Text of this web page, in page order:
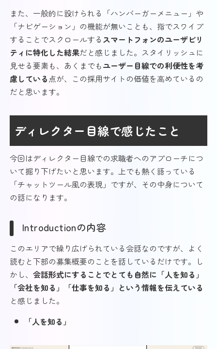
また、一般的に設けられる「ハンバーガーメニュー」や
「ナビゲーション」の機能が無いことも、指でスワイプ
することでスクロールする スマートフォンのユーザビリ
ティに特化した結果だと感じました。スタイリッシュに
見せる要素も、あくまでもユーザー目線での利便性を考
慮している点が、この採用サイトの価値を高めているの
だと思います。
ディレクター目線で感じたこと
今回はディレクター目線での求職者へのアプローチにつ
いて掘り下げたいと思います。上でも熱く語っている
「チャットツール風の表現」ですが、その中身について
の話になります。
Introductionの内容
このエリアで繰り広げられている会話なのですが、よく
読むと下部の募集概要のことを話しているだけです。し
かし、 会話形式にすることでとても自然に「人を知る」
「会社を知る」「仕事を知る」という情報を伝えている
と感じました。
「人を知る」